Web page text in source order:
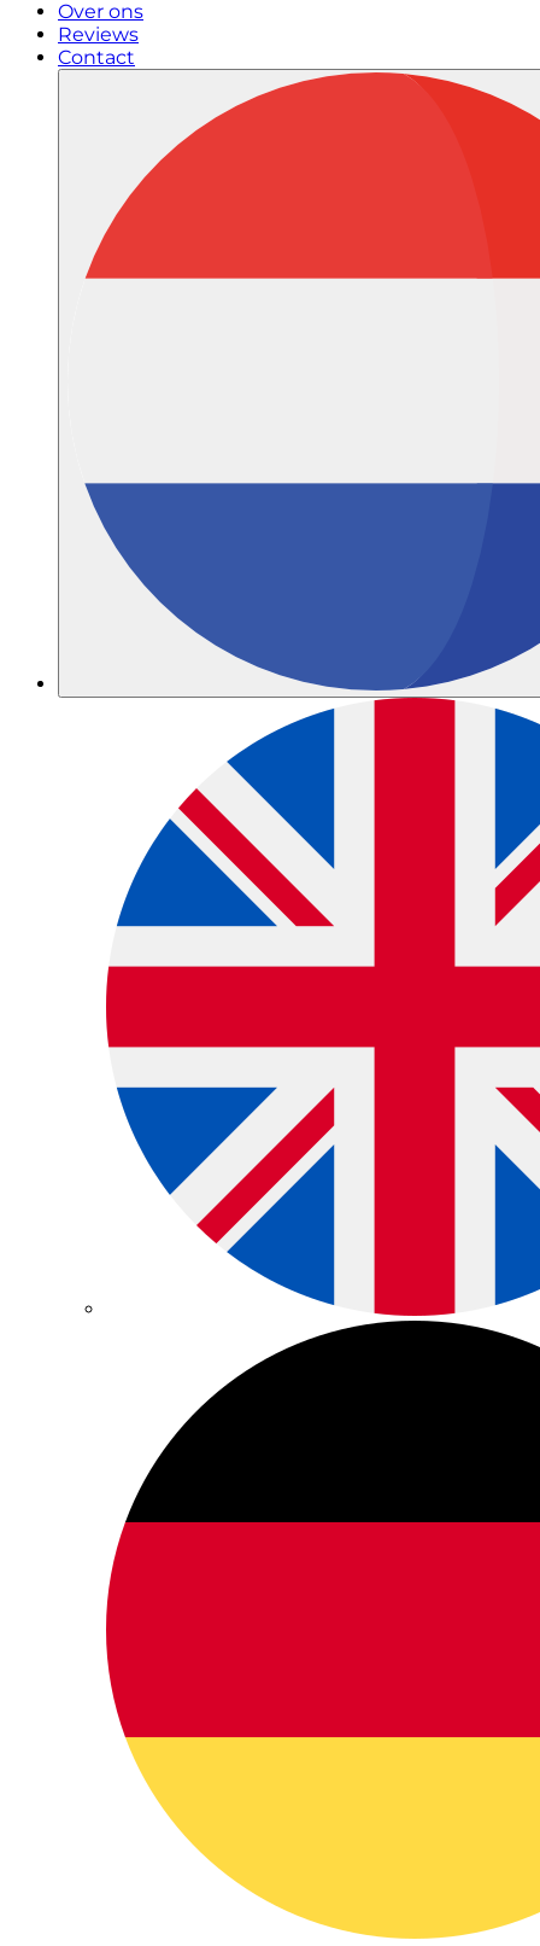
Over ons
Reviews
Contact